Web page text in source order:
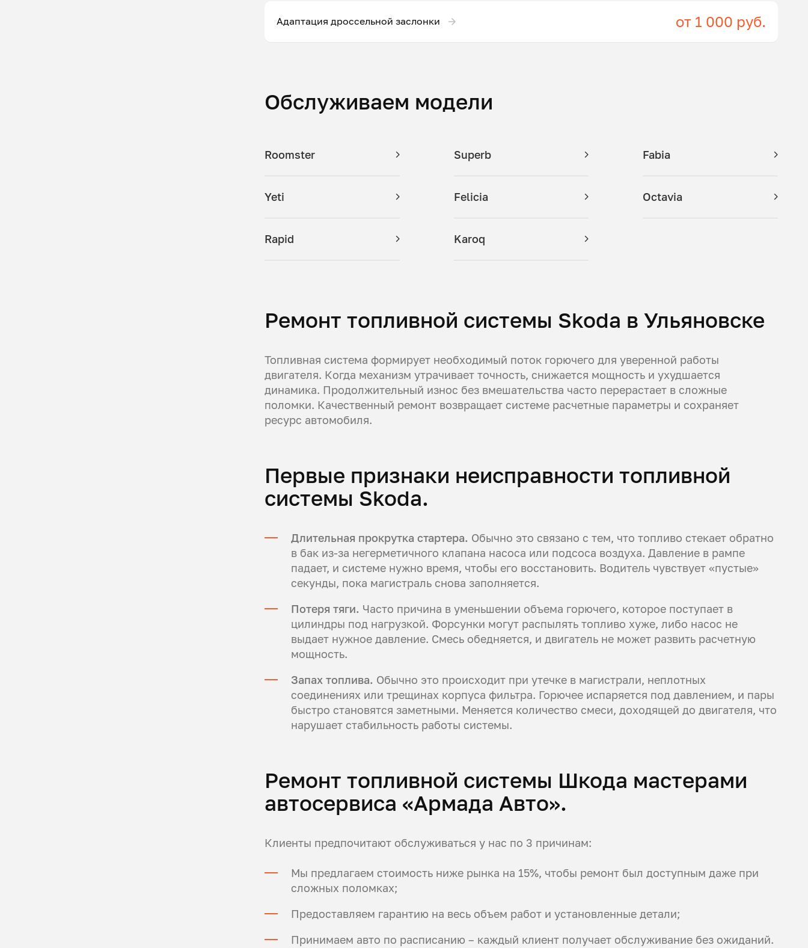
Адаптация дроссельной заслонки от 1 000 руб.
Обслуживаем модели
Roomster Superb Fabia
Yeti Felicia Octavia
Rapid Karoq
Ремонт топливной системы Skoda в Ульяновске
Топливная система формирует необходимый поток горючего для уверенной работы
двигателя. Когда механизм утрачивает точность, снижается мощность и ухудшается
динамика. Продолжительный износ без вмешательства часто перерастает в сложные
поломки. Качественный ремонт возвращает системе расчетные параметры и сохраняет
ресурс автомобиля.
Первые признаки неисправности топливной
системы Skoda.
Длительная прокрутка стартера. Обычно это связано с тем, что топливо стекает обратно
в бак из-за негерметичного клапана насоса или подсоса воздуха. Давление в рампе
падает, и системе нужно время, чтобы его восстановить. Водитель чувствует «пустые»
секунды, пока магистраль снова заполняется.
Потеря тяги. Часто причина в уменьшении объема горючего, которое поступает в
цилиндры под нагрузкой. Форсунки могут распылять топливо хуже, либо насос не
выдает нужное давление. Смесь обедняется, и двигатель не может развить расчетную
мощность.
Запах топлива. Обычно это происходит при утечке в магистрали, неплотных
соединениях или трещинах корпуса фильтра. Горючее испаряется под давлением, и пары
быстро становятся заметными. Меняется количество смеси, доходящей до двигателя, что
нарушает стабильность работы системы.
Ремонт топливной системы Шкода мастерами
автосервиса «Армада Авто».
Клиенты предпочитают обслуживаться у нас по 3 причинам:
Мы предлагаем стоимость ниже рынка на 15%, чтобы ремонт был доступным даже при
сложных поломках;
Предоставляем гарантию на весь объем работ и установленные детали;
Принимаем авто по расписанию – каждый клиент получает обслуживание без ожиданий.